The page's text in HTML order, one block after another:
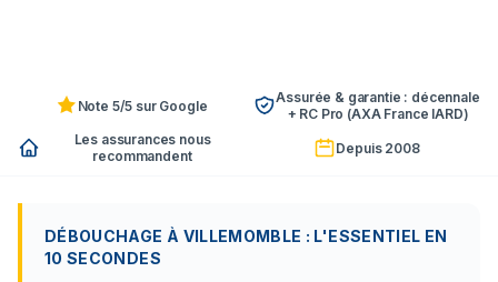
Note 5/5 sur Google
Assurée & garantie : décennale
+ RC Pro (AXA France IARD)
Les assurances nous
recommandent
Depuis 2008
DÉBOUCHAGE À VILLEMOMBLE : L'ESSENTIEL EN
10 SECONDES